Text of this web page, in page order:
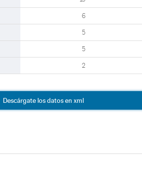
6
5
5
2
Descárgate los datos en xml